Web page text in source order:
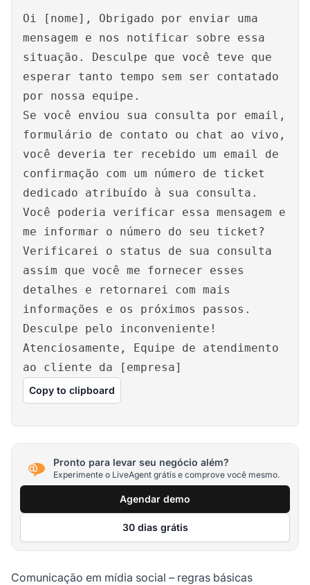
Oi [nome], Obrigado por enviar uma
mensagem e nos notificar sobre essa
situação. Desculpe que você teve que
esperar tanto tempo sem ser contatado
por nossa equipe.
Se você enviou sua consulta por email,
formulário de contato ou chat ao vivo,
você deveria ter recebido um email de
confirmação com um número de ticket
dedicado atribuído à sua consulta.
Você poderia verificar essa mensagem e
me informar o número do seu ticket?
Verificarei o status de sua consulta
assim que você me fornecer esses
detalhes e retornarei com mais
informações e os próximos passos.
Desculpe pelo inconveniente!
Atenciosamente, Equipe de atendimento
ao cliente da [empresa]
Copy to clipboard
Pronto para levar seu negócio além?
Experimente o LiveAgent grátis e comprove você mesmo.
Agendar demo
30 dias grátis
Comunicação em mídia social – regras básicas